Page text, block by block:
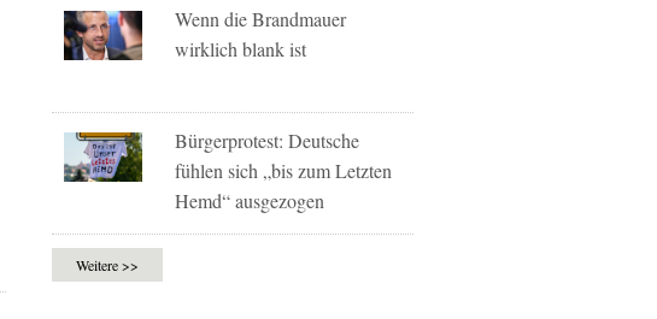
Wenn die Brandmauer
wirklich blank ist
Bürgerprotest: Deutsche
fühlen sich „bis zum Letzten
Hemd“ ausgezogen
Weitere >>